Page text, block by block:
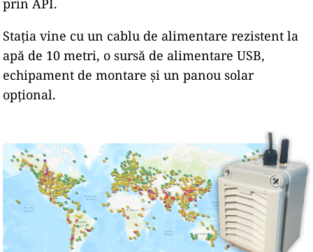
prin API.
Stația vine cu un cablu de alimentare rezistent la
apă de 10 metri, o sursă de alimentare USB,
echipament de montare și un panou solar
opțional.